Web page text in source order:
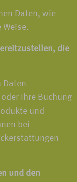
Daten, wie
die
Daten
Ihre Buchung
und
bei
und den